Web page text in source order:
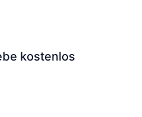
kostenlos